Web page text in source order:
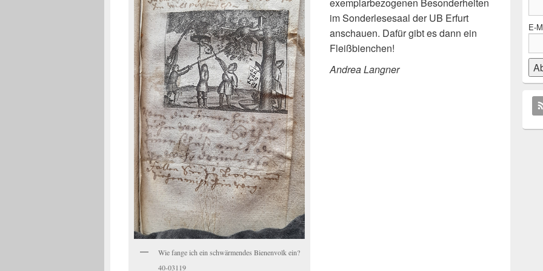
Wie fange ich ein schwärmendes Bienenvolk ein?
40-03119
exemplarbezogenen Besonderheiten
im Sonderlesesaal der UB Erfurt
anschauen. Dafür gibt es dann ein
Fleißbienchen!
Andrea Langner
E-